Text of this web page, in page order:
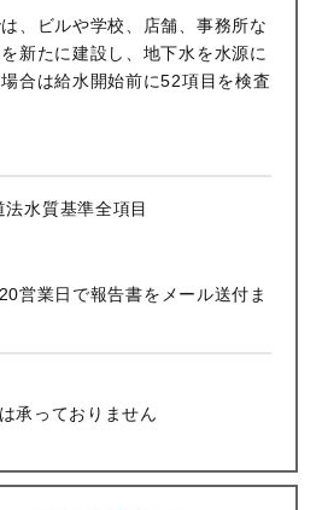
、ビルや学校、店舗、事務所な
新たに建設し、地下水を水源に
合は給水開始前に52項目を検査
法水質基準全項目
営業日で報告書をメール送付ま
承っておりません